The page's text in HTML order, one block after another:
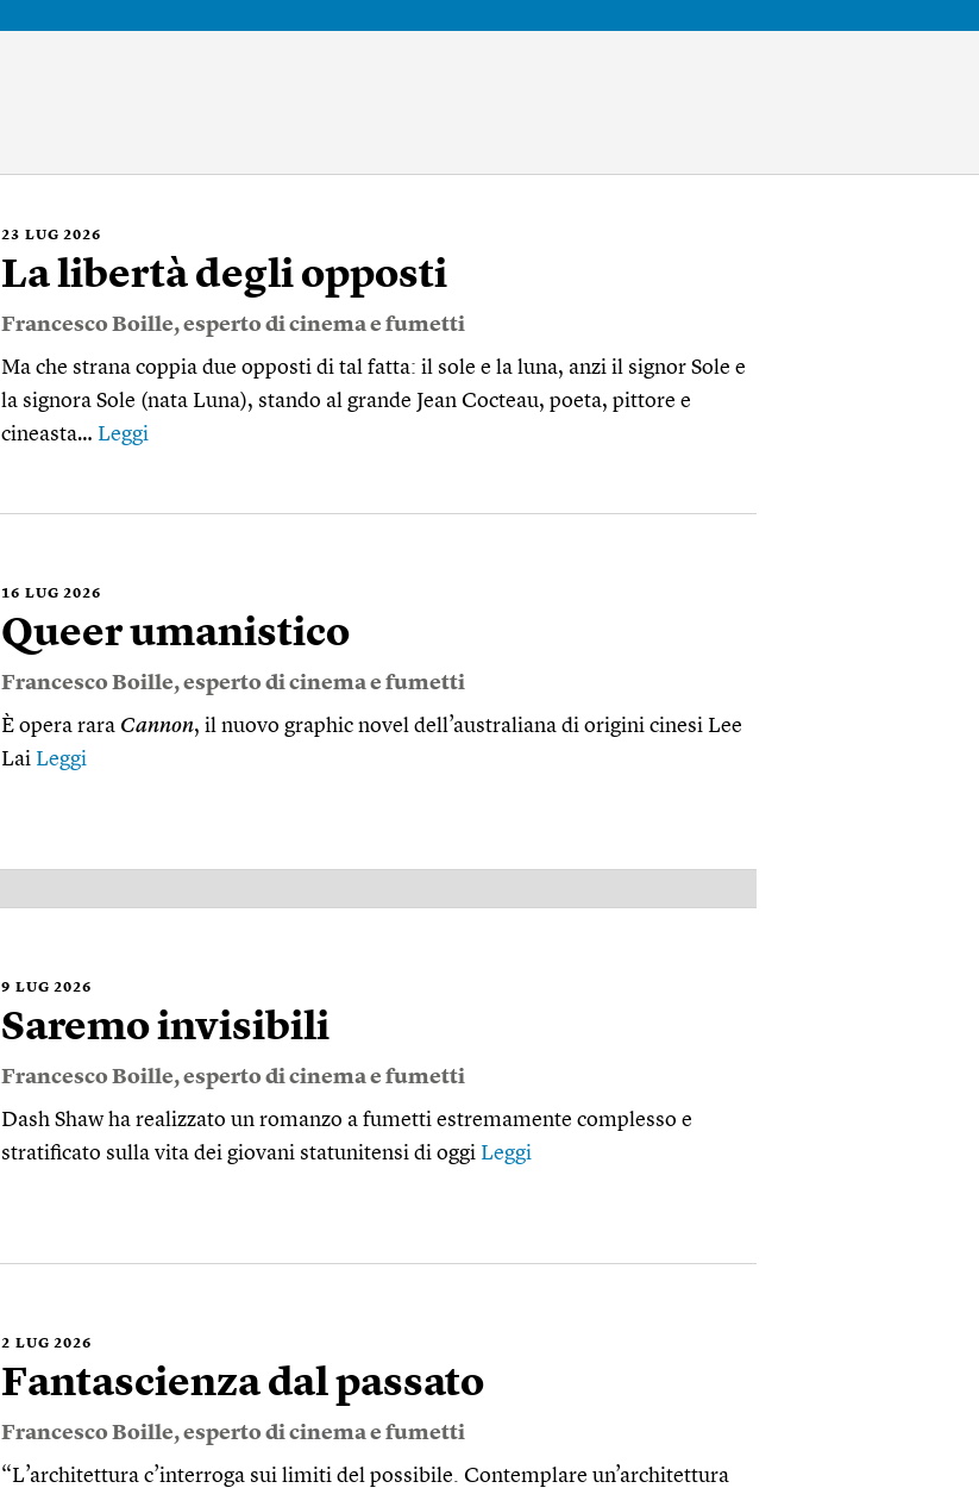
23 LUG 2026
La libertà degli opposti
Francesco Boille, esperto di cinema e fumetti
Ma che strana coppia due opposti di tal fatta: il sole e la luna, anzi il signor Sole e
la signora Sole (nata Luna), stando al grande Jean Cocteau, poeta, pittore e
cineasta… Leggi
16 LUG 2026
Queer umanistico
Francesco Boille, esperto di cinema e fumetti
È opera rara Cannon, il nuovo graphic novel dell’australiana di origini cinesi Lee
Lai Leggi
9 LUG 2026
Saremo invisibili
Francesco Boille, esperto di cinema e fumetti
Dash Shaw ha realizzato un romanzo a fumetti estremamente complesso e
stratificato sulla vita dei giovani statunitensi di oggi Leggi
2 LUG 2026
Fantascienza dal passato
Francesco Boille, esperto di cinema e fumetti
“L’architettura c’interroga sui limiti del possibile. Contemplare un’architettura